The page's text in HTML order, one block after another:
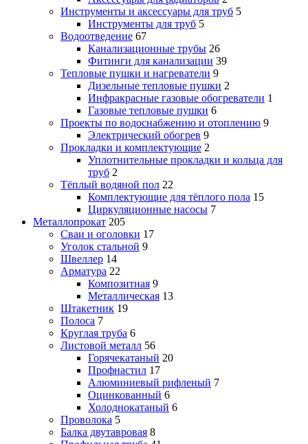
Инструменты и аксессуары для труб 5
Инструменты для труб 5
Водоотведение 67
Канализационные трубы 26
Фитинги для канализации 39
Тепловые пушки и нагреватели 9
Дизельные тепловые пушки 2
Инфракрасные газовые обогреватели 1
Газовые тепловые пушки 6
Проекты по водоснабжению и отоплению 9
Электрический обогрев 9
Прокладки и комплектующие 2
Уплотнительные прокладки и кольца для
труб 2
Тёплый водяной пол 22
Комплектующие для тёплого пола 15
Циркуляционные насосы 7
Металлопрокат 205
Сваи и оголовки 17
Уголок стальной 9
Швеллер 14
Арматура 22
Композитная 9
Металлическая 13
Штакетник 19
Полоса 7
Круглая труба 6
Листовой металл 56
Горячекатаный 20
Профнастил 17
Алюминиевый рифленый 7
Оцинкованный 6
Холоднокатаный 6
Проволока 5
Балка двутавровая 8